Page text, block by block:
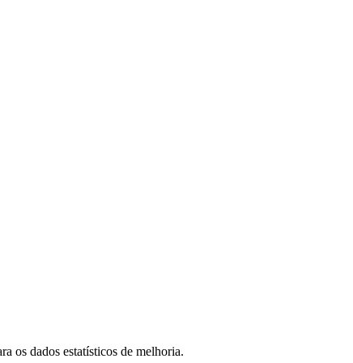
os dados estatísticos de melhoria.